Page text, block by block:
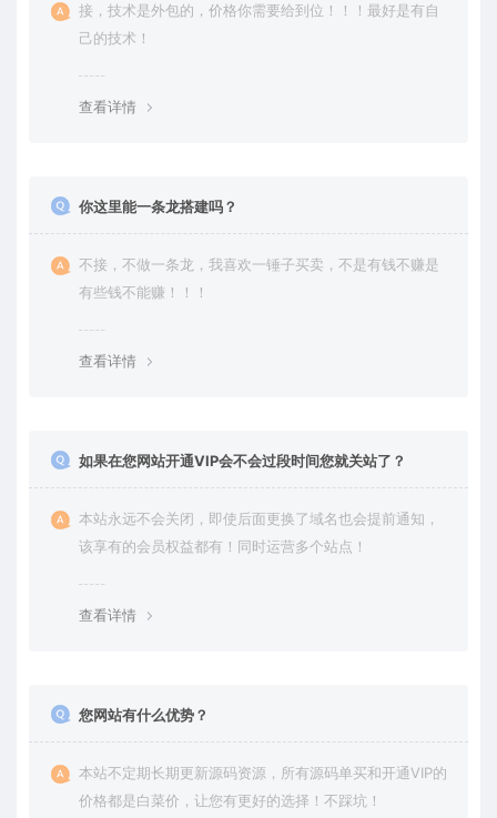
接，技术是外包的，价格你需要给到位！！！最好是有自
己的技术！
查看详情
你这里能一条龙搭建吗？
不接，不做一条龙，我喜欢一锤子买卖，不是有钱不赚是
有些钱不能赚！！！
查看详情
如果在您网站开通VIP会不会过段时间您就关站了？
本站永远不会关闭，即使后面更换了域名也会提前通知，
该享有的会员权益都有！同时运营多个站点！
查看详情
您网站有什么优势？
本站不定期长期更新源码资源，所有源码单买和开通VIP的
价格都是白菜价，让您有更好的选择！不踩坑！